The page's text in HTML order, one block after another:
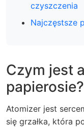
czyszczenia
Najczęstsze
Czym jest
papierosie?
Atomizer jest
się grzałka, która